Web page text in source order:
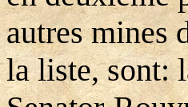
autres mines
la liste, sont: